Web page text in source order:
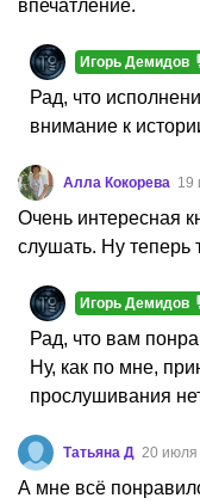
впечатление.
Игорь Демидов
Рад, что
внимание к
Алла Кокорева 19
Очень интересная
слушать. Ну теперь
Игорь Демидов
Рад, что вам
Ну, как по мне,
прослушивания
Татьяна Д 20 июля
А мне всё